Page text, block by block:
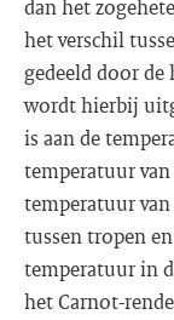
dan het
het verschil
gedeeld door
wordt hierbij
is aan de
temperatuur van
temperatuur
tussen tropen
temperatuur in
het Carnot-